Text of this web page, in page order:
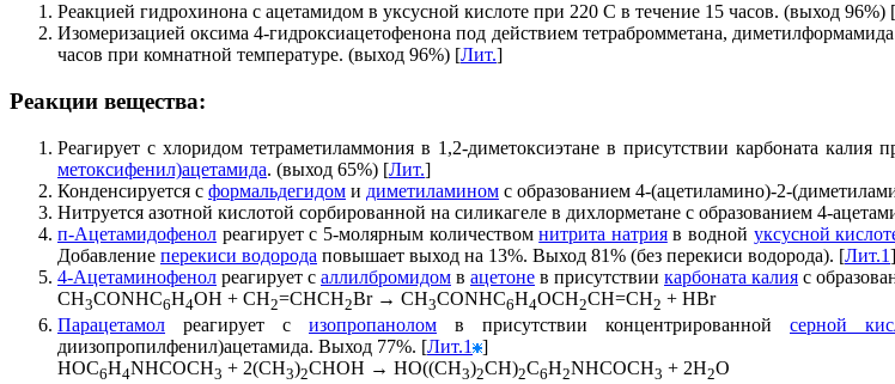
Реакцией гидрохинона с ацетамидом в уксусной кислоте при 220 С в течение 15 часов. (выход 96%) [
Изомеризацией оксима 4-гидроксиацетофенона под действием тетрабромметана,
часов при комнатной температуре. (выход 96%) [Лит.]
Реакции вещества:
Реагирует с хлоридом тетраметиламмония в 1,2-диметоксиэтане в присутствии карбоната
метоксифенил)ацетамида. (выход 65%) [Лит.]
Конденсируется с формальдегидом и диметиламином с образованием 4-(ацетиламино)-2-
Нитруется азотной кислотой сорбированной на силикагеле в дихлорметане с образованием 4-
п-Ацетамидофенол реагирует с 5-молярным количествомнитрита натрияв водной уксусной
Добавление перекиси водорода повышает выход на 13%. Выход 81% (без перекиси водорода). [Лит.1]
4-Ацетаминофенол реагирует с аллилбромидом в ацетоне в присутствии карбоната калия с
CH3CONHC6H4OH + CH2=CHCH2Br → CH3CONHC6H4OCH2CH=CH2 + HBr
Парацетамол реагирует с изопропанолом в присутствии концентрированной серной
диизопропилфенил)ацетамида. Выход 77%. [Лит.1
]
HOC6H4NHCOCH3 + 2(CH3)2CHOH → HO((CH3)2CH)2C6H2NHCOCH3 + 2H2O